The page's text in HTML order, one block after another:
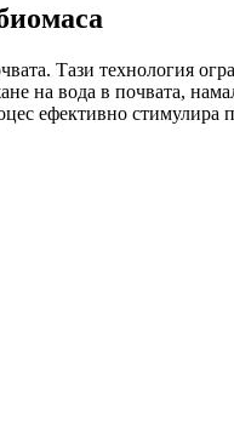
Тази технология
на вода в почвата,
ефективно стимулира